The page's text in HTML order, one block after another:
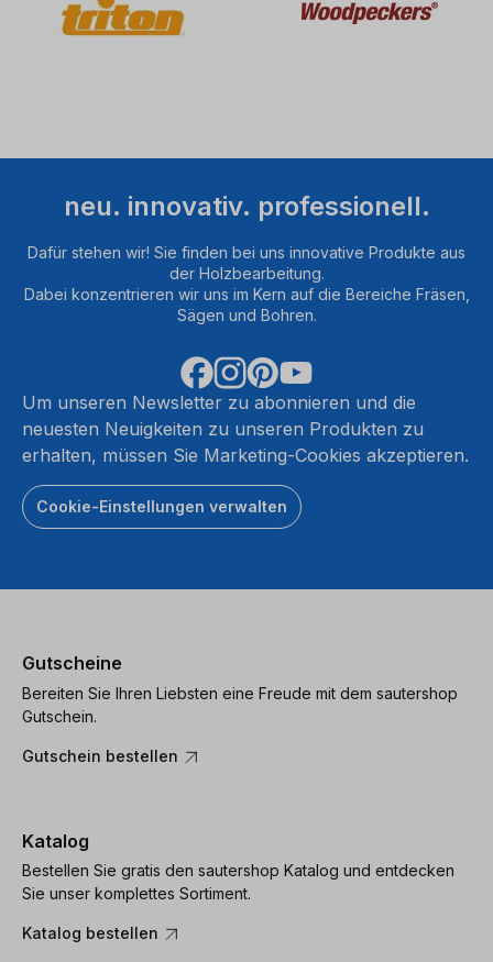
die
Details
des
Service
zu,
dieses
Mehr
Informationen
Akzeptieren
powered
by
neu. innovativ. professionell.
Dafür stehen wir! Sie finden bei uns innovative Produkte aus
der Holzbearbeitung.
Dabei konzentrieren wir uns im Kern auf die Bereiche Fräsen,
Sägen und Bohren.
Um unseren Newsletter zu abonnieren und die
neuesten Neuigkeiten zu unseren Produkten zu
erhalten, müssen Sie Marketing-Cookies akzeptieren.
Cookie-Einstellungen verwalten
Gutscheine
Bereiten Sie Ihren Liebsten eine Freude mit dem sautershop
Gutschein.
Gutschein bestellen
Katalog
Bestellen Sie gratis den sautershop Katalog und entdecken
Sie unser komplettes Sortiment.
Katalog bestellen